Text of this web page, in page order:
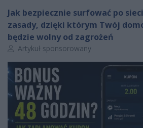
Jak bezpiecznie surfować po
zasady, dzięki którym Twój
będzie wolny od zagrożeń
Autor artykułu:
Artykuł sponsorowany